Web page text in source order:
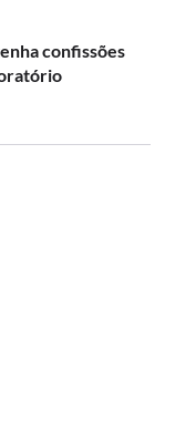
confissões